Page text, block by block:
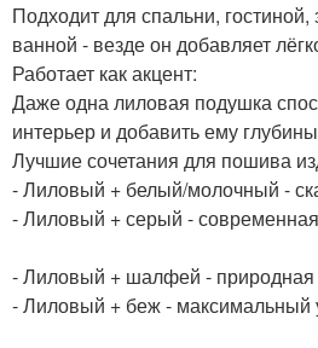
Подходит для спальни,
ванной - везде он добавляет
Работает как акцент:
Даже одна лиловая подушка
интерьер и добавить ему
Лучшие сочетания для пошива
- Лиловый + белый/молочный -
- Лиловый + серый - современная
- Лиловый + шалфей - природная
- Лиловый + беж - максимальный